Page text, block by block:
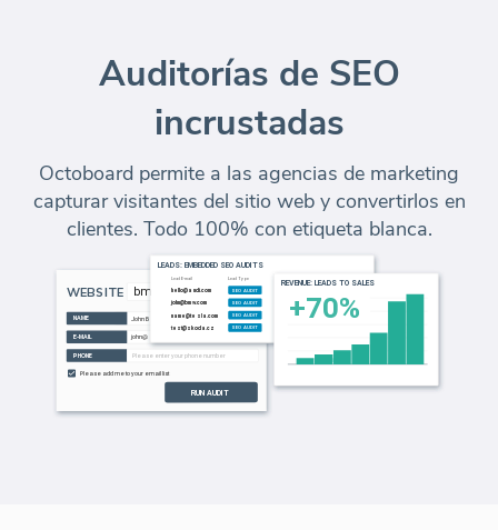
Auditorías de SEO
incrustadas
Octoboard permite a las agencias de marketing
capturar visitantes del sitio web y convertirlos en
clientes. Todo 100% con etiqueta blanca.